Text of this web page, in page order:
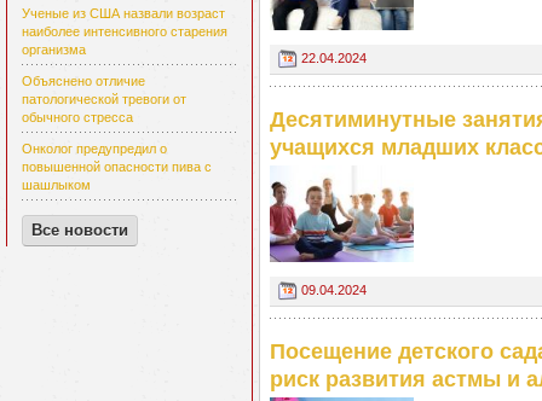
Ученые из США назвали возраст
наиболее интенсивного старения
организма
Объяснено отличие
патологической тревоги от
обычного стресса
Онколог предупредил о
повышенной опасности пива с
шашлыком
Все новости
22.04.2024
Десятиминутные
учащихся младших
09.04.2024
Посещение детского
риск развития астмы и